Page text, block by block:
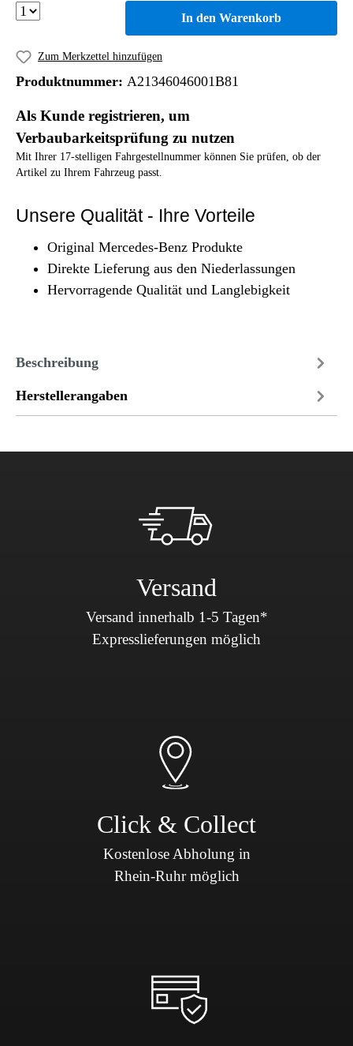
In den Warenkorb
Zum Merkzettel hinzufügen
Produktnummer: A21346046001B81
Als Kunde registrieren, um
Verbaubarkeitsprüfung zu nutzen
Mit Ihrer 17-stelligen Fahrgestellnummer können Sie prüfen, ob der
Artikel zu Ihrem Fahrzeug passt.
Unsere Qualität - Ihre Vorteile
Original Mercedes-Benz Produkte
Direkte Lieferung aus den Niederlassungen
Hervorragende Qualität und Langlebigkeit
Beschreibung
Herstellerangaben
Versand
Versand innerhalb 1-5 Tagen*
Expresslieferungen möglich
Click & Collect
Kostenlose Abholung in
Rhein-Ruhr möglich